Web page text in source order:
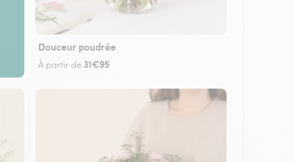
Douceur poudrée
À partir de 31€95